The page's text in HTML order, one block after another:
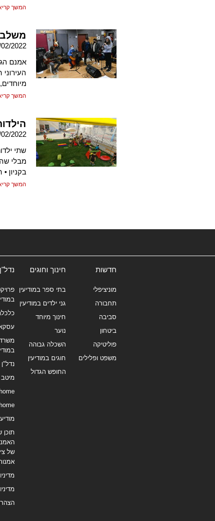
המשך
2022
אמנם
המשך
2022
מבלי
בקניון
המשך
חדשות
מוניציפלי
תחבורה
סביבה
ביטחון
פוליטיקה
משפט ופלילים
חינוך וחוגים
בתי ספר במודיעין
גני ילדים במודיעין
חינוך מיוחד
נוער
השכלה גבוהה
חוגים במודיעין
החופש הגדול
משרד
נדל"ן
מיטב
home
home
תוכן
של